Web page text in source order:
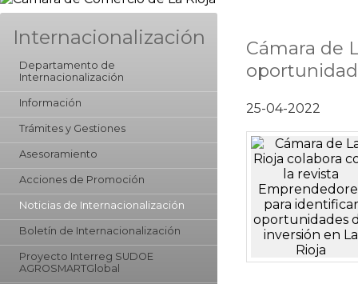
Internacionalización
Departamento de
Internacionalización
Información
Trámites y Gestiones
Asesoramiento
Acciones de Promoción
Noticias de Internacionalización
Boletín de Internacionalización
Proyecto Interreg SUDOE
AGROSMARTGlobal
Cámara de
25-04-2022